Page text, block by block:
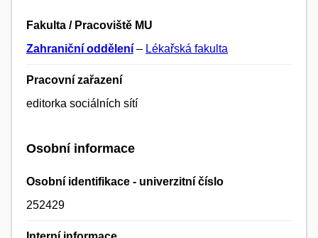
Fakulta / Pracoviště MU
Zahraniční oddělení – Lékařská fakulta
Pracovní zařazení
editorka sociálních sítí
Osobní informace
Osobní identifikace - univerzitní číslo
252429